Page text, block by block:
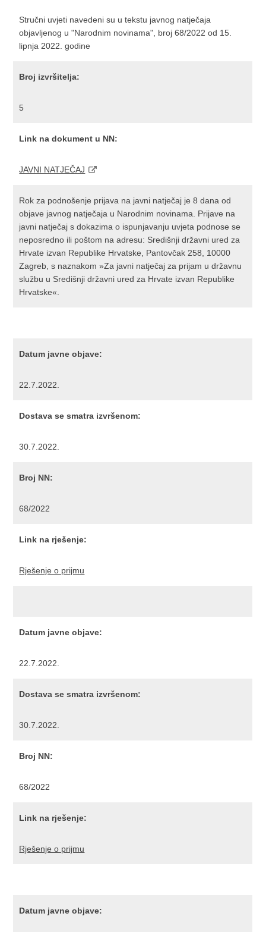
Stručni uvjeti navedeni su u tekstu javnog natječaja
objavljenog u "Narodnim novinama", broj 68/2022 od 15.
lipnja 2022. godine
Broj izvršitelja:
5
Link na dokument u NN:
JAVNI NATJEČAJ
Rok za podnošenje prijava na javni natječaj je 8 dana od
objave javnog natječaja u Narodnim novinama. Prijave na
javni natječaj s dokazima o ispunjavanju uvjeta podnose se
neposredno ili poštom na adresu: Središnji državni ured za
Hrvate izvan Republike Hrvatske, Pantovčak 258, 10000
Zagreb, s naznakom »Za javni natječaj za prijam u državnu
službu u Središnji državni ured za Hrvate izvan Republike
Hrvatske«.
Datum javne objave:
22.7.2022.
Dostava se smatra izvršenom:
30.7.2022.
Broj NN:
68/2022
Link na rješenje:
Rješenje o prijmu
Datum javne objave:
22.7.2022.
Dostava se smatra izvršenom:
30.7.2022.
Broj NN:
68/2022
Link na rješenje:
Rješenje o prijmu
Datum javne objave: